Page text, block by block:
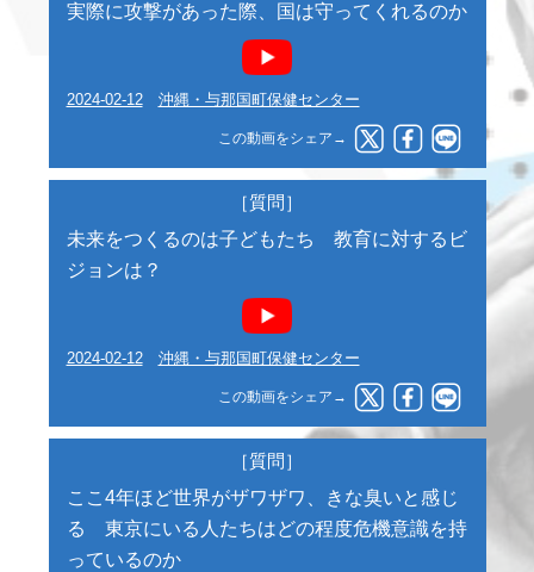
実際に攻撃があった際、国は守ってくれるのか
2024-02-12 沖縄・与那国町保健センター
この動画をシェア→
［質問］
未来をつくるのは子どもたち 教育に対するビ
ジョンは？
2024-02-12 沖縄・与那国町保健センター
この動画をシェア→
［質問］
ここ4年ほど世界がザワザワ、きな臭いと感じ
る 東京にいる人たちはどの程度危機意識を持
っているのか